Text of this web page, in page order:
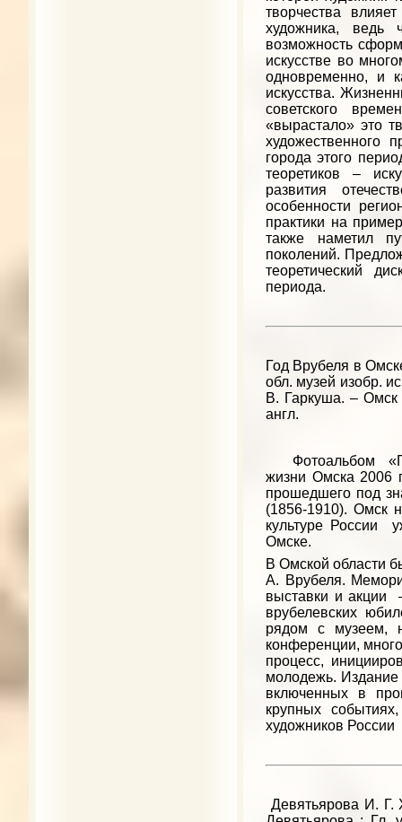
творчества
художника, ведь
возможность
искусстве во
одновременно, и
искусства.
советского
«вырастало» это
художественного
города этого
теоретиков –
развития
особенности
практики на
также наметил
поколений.
теоретический
периода.
Год Врубеля в
обл. музей изобр.
В. Гаркуша. – Омск
англ.
Фотоальбом
жизни Омска 2006
прошедшего под
(1856-1910). Омск
культуре России
Омске.
В Омской области
А. Врубеля.
выставки и акции
врубелевских
рядом с музеем,
конференции,
процесс,
молодежь. Издание
включенных в
крупных
художников России
Девятьярова И. Г.